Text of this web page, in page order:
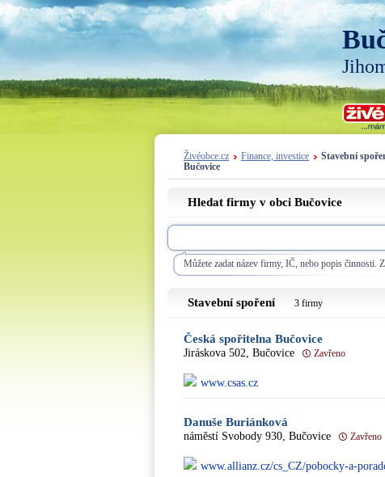
Živéobce.cz Finance, investice
Stavební
Bučovice
Hledat firmy v obci Bučovice
Můžete zadat název firmy, IČ, nebo popis činnosti.
Stavební spoření 3 firmy
Česká spořitelna Bučovice
Jiráskova 502, Bučovice Zavřeno
www.csas.cz
Danuše Buriánková
náměstí Svobody 930, Bučovice Zavřeno
www.allianz.cz/cs_CZ/pobocky-a-